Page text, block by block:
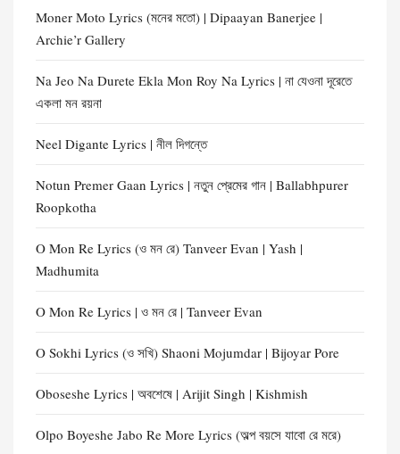
Moner Moto Lyrics (মনের মতো) | Dipaayan Banerjee |
Archie’r Gallery
Na Jeo Na Durete Ekla Mon Roy Na Lyrics | না যেওনা দূরেতে
একলা মন রয়না
Neel Digante Lyrics | নীল দিগন্তে
Notun Premer Gaan Lyrics | নতুন প্রেমের গান | Ballabhpurer
Roopkotha
O Mon Re Lyrics (ও মন রে) Tanveer Evan | Yash |
Madhumita
O Mon Re Lyrics | ও মন রে | Tanveer Evan
O Sokhi Lyrics (ও সখি) Shaoni Mojumdar | Bijoyar Pore
Oboseshe Lyrics | অবশেষে | Arijit Singh | Kishmish
Olpo Boyeshe Jabo Re More Lyrics (অল্প বয়সে যাবো রে মরে)